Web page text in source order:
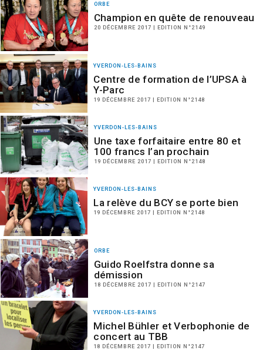
ORBE
Champion en quête de renouveau
20 DÉCEMBRE 2017 | EDITION N°2149
YVERDON-LES-BAINS
Centre de formation de l’UPSA à
Y-Parc
19 DÉCEMBRE 2017 | EDITION N°2148
YVERDON-LES-BAINS
Une taxe forfaitaire entre 80 et
100 francs l’an prochain
19 DÉCEMBRE 2017 | EDITION N°2148
YVERDON-LES-BAINS
La relève du BCY se porte bien
19 DÉCEMBRE 2017 | EDITION N°2148
ORBE
Guido Roelfstra donne sa
démission
18 DÉCEMBRE 2017 | EDITION N°2147
YVERDON-LES-BAINS
Michel Bühler et Verbophonie de
concert au TBB
18 DÉCEMBRE 2017 | EDITION N°2147